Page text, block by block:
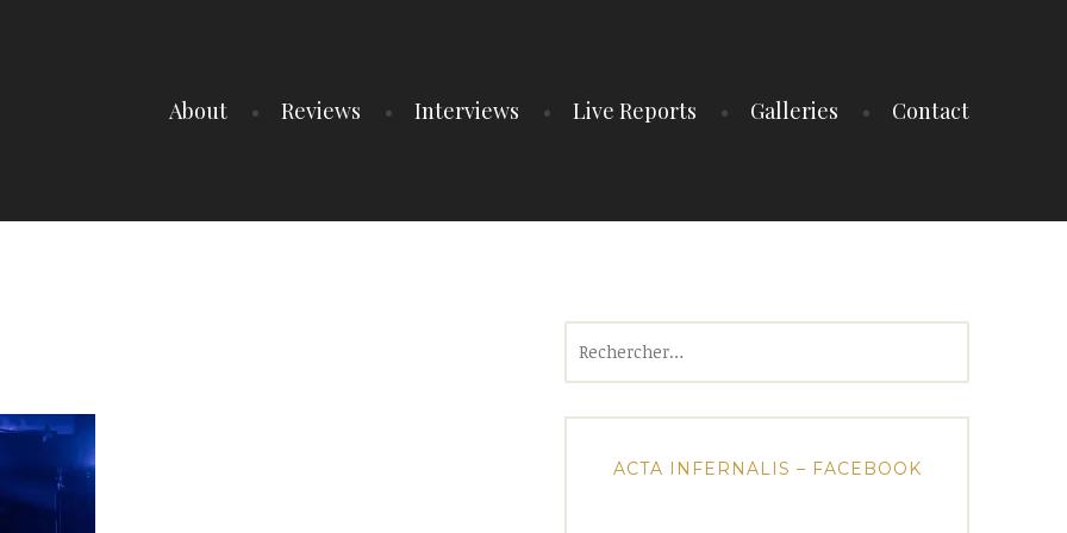
About Reviews Interviews Live Reports Galleries Contact
ACTA INFERNALIS – FACEBOOK